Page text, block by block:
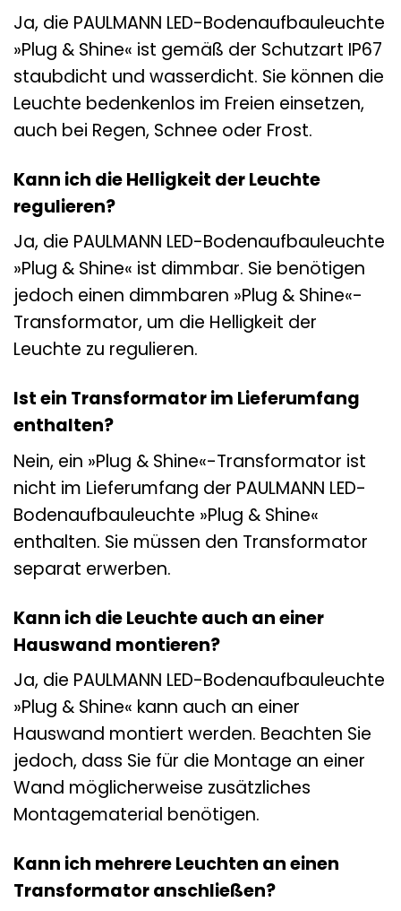
Ja, die PAULMANN LED-Bodenaufbauleuchte
»Plug & Shine« ist gemäß der Schutzart IP67
staubdicht und wasserdicht. Sie können die
Leuchte bedenkenlos im Freien einsetzen,
auch bei Regen, Schnee oder Frost.
Kann ich die Helligkeit der Leuchte
regulieren?
Ja, die PAULMANN LED-Bodenaufbauleuchte
»Plug & Shine« ist dimmbar. Sie benötigen
jedoch einen dimmbaren »Plug & Shine«-
Transformator, um die Helligkeit der
Leuchte zu regulieren.
Ist ein Transformator im Lieferumfang
enthalten?
Nein, ein »Plug & Shine«-Transformator ist
nicht im Lieferumfang der PAULMANN LED-
Bodenaufbauleuchte »Plug & Shine«
enthalten. Sie müssen den Transformator
separat erwerben.
Kann ich die Leuchte auch an einer
Hauswand montieren?
Ja, die PAULMANN LED-Bodenaufbauleuchte
»Plug & Shine« kann auch an einer
Hauswand montiert werden. Beachten Sie
jedoch, dass Sie für die Montage an einer
Wand möglicherweise zusätzliches
Montagematerial benötigen.
Kann ich mehrere Leuchten an einen
Transformator anschließen?